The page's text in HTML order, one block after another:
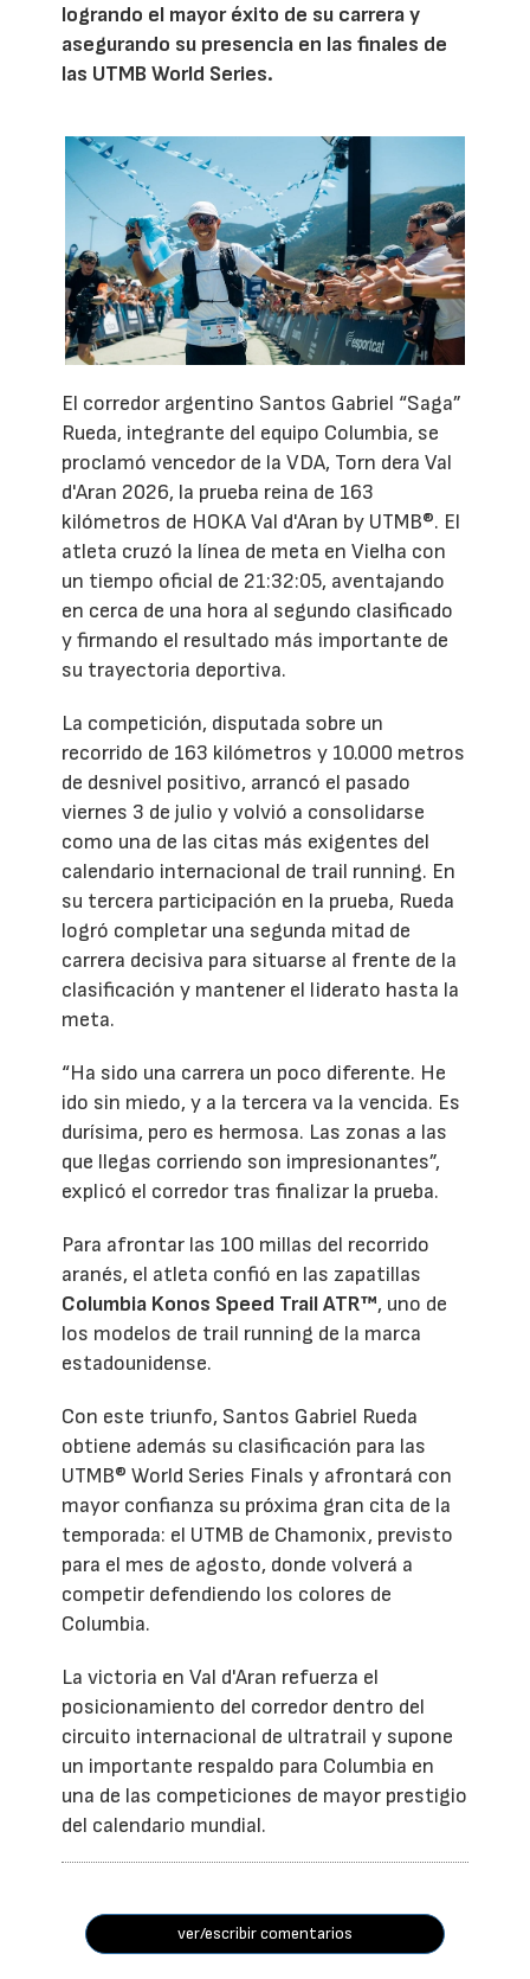
logrando el mayor éxito de su carrera y
asegurando su presencia en las finales de
las UTMB World Series.
El corredor argentino Santos Gabriel “Saga”
Rueda, integrante del equipo Columbia, se
proclamó vencedor de la VDA, Torn dera Val
d'Aran 2026, la prueba reina de 163
kilómetros de HOKA Val d'Aran by UTMB®. El
atleta cruzó la línea de meta en Vielha con
un tiempo oficial de 21:32:05, aventajando
en cerca de una hora al segundo clasificado
y firmando el resultado más importante de
su trayectoria deportiva.
La competición, disputada sobre un
recorrido de 163 kilómetros y 10.000 metros
de desnivel positivo, arrancó el pasado
viernes 3 de julio y volvió a consolidarse
como una de las citas más exigentes del
calendario internacional de trail running. En
su tercera participación en la prueba, Rueda
logró completar una segunda mitad de
carrera decisiva para situarse al frente de la
clasificación y mantener el liderato hasta la
meta.
“Ha sido una carrera un poco diferente. He
ido sin miedo, y a la tercera va la vencida. Es
durísima, pero es hermosa. Las zonas a las
que llegas corriendo son impresionantes”,
explicó el corredor tras finalizar la prueba.
Para afrontar las 100 millas del recorrido
aranés, el atleta confió en las zapatillas
Columbia Konos Speed Trail ATR™, uno de
los modelos de trail running de la marca
estadounidense.
Con este triunfo, Santos Gabriel Rueda
obtiene además su clasificación para las
UTMB® World Series Finals y afrontará con
mayor confianza su próxima gran cita de la
temporada: el UTMB de Chamonix, previsto
para el mes de agosto, donde volverá a
competir defendiendo los colores de
Columbia.
La victoria en Val d'Aran refuerza el
posicionamiento del corredor dentro del
circuito internacional de ultratrail y supone
un importante respaldo para Columbia en
una de las competiciones de mayor prestigio
del calendario mundial.
ver/escribir comentarios